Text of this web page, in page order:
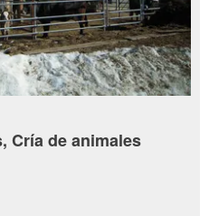
Cría de animales